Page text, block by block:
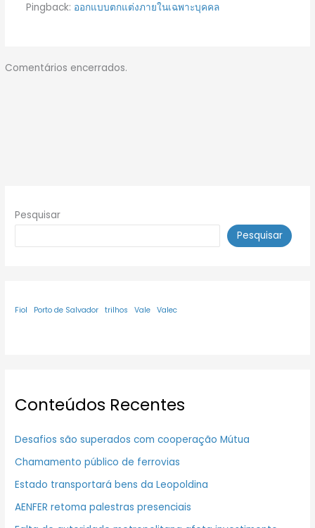
Pingback: ออกแบบตกแต่งภายในเฉพาะบุคคล
Comentários encerrados.
Pesquisar
Pesquisar
Fiol Porto de Salvador trilhos Vale Valec
Conteúdos Recentes
Desafios são superados com cooperação Mútua
Chamamento público de ferrovias
Estado transportará bens da Leopoldina
AENFER retoma palestras presenciais